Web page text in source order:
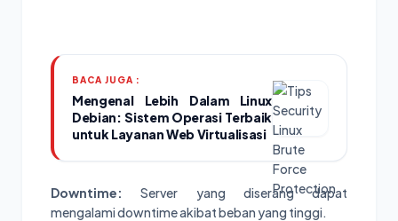
BACA JUGA :
Mengenal Lebih Dalam Linux
Debian: Sistem Operasi Terbaik
untuk Layanan Web Virtualisasi
Downtime:
Server yang diserang dapat
mengalami downtime akibat beban yang tinggi.